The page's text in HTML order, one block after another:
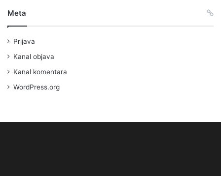
Meta
Prijava
Kanal objava
Kanal komentara
WordPress.org